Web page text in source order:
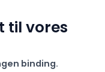
til vores
binding.